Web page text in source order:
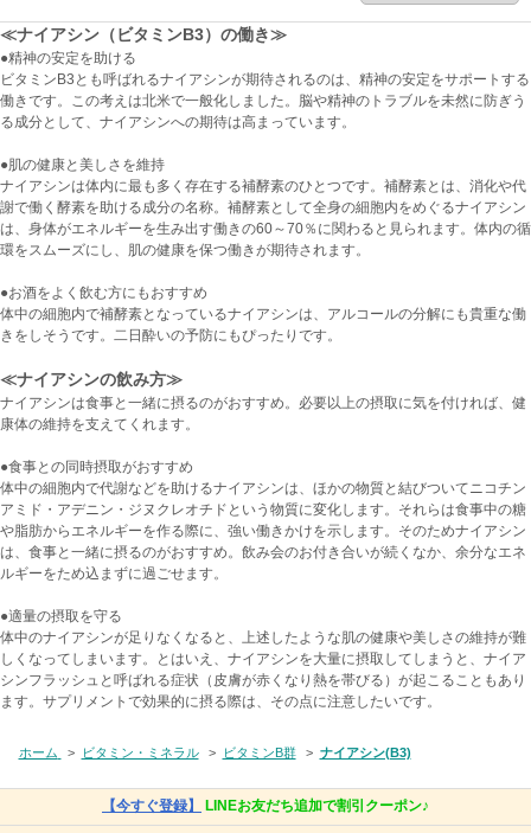
≪ナイアシン（ビタミンB3）の働き≫
●精神の安定を助ける
ビタミンB3とも呼ばれるナイアシンが期待されるのは、精神の安定をサポートする
働きです。この考えは北米で一般化しました。脳や精神のトラブルを未然に防ぎう
る成分として、ナイアシンへの期待は高まっています。
●肌の健康と美しさを維持
ナイアシンは体内に最も多く存在する補酵素のひとつです。補酵素とは、消化や代
謝で働く酵素を助ける成分の名称。補酵素として全身の細胞内をめぐるナイアシン
は、身体がエネルギーを生み出す働きの60～70％に関わると見られます。体内の循
環をスムーズにし、肌の健康を保つ働きが期待されます。
●お酒をよく飲む方にもおすすめ
体中の細胞内で補酵素となっているナイアシンは、アルコールの分解にも貴重な働
きをしそうです。二日酔いの予防にもぴったりです。
≪ナイアシンの飲み方≫
ナイアシンは食事と一緒に摂るのがおすすめ。必要以上の摂取に気を付ければ、健
康体の維持を支えてくれます。
●食事との同時摂取がおすすめ
体中の細胞内で代謝などを助けるナイアシンは、ほかの物質と結びついてニコチン
アミド・アデニン・ジヌクレオチドという物質に変化します。それらは食事中の糖
や脂肪からエネルギーを作る際に、強い働きかけを示します。そのためナイアシン
は、食事と一緒に摂るのがおすすめ。飲み会のお付き合いが続くなか、余分なエネ
ルギーをため込まずに過ごせます。
●適量の摂取を守る
体中のナイアシンが足りなくなると、上述したような肌の健康や美しさの維持が難
しくなってしまいます。とはいえ、ナイアシンを大量に摂取してしまうと、ナイア
シンフラッシュと呼ばれる症状（皮膚が赤くなり熱を帯びる）が起こることもあり
ます。サプリメントで効果的に摂る際は、その点に注意したいです。
ホーム > ビタミン・ミネラル > ビタミンB群 > ナイアシン(B3)
【今すぐ登録】 LINEお友だち追加で割引クーポン♪